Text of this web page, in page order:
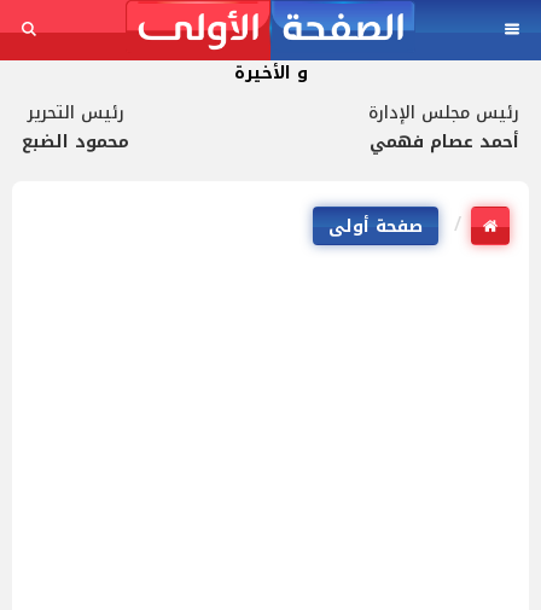
و الأخيرة
رئيس مجلس الإدارة
أحمد عصام فهمي
رئيس التحرير
محمود الضبع
صفحة أولى